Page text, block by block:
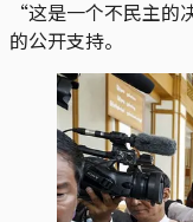
“这是一个不民主
的公开支持。